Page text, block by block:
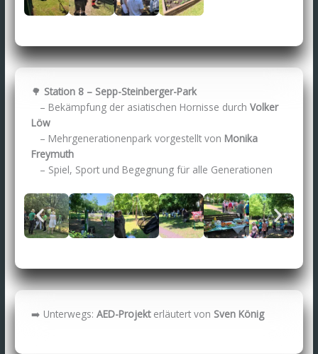
🌳 Station 8 – Sepp-Steinberger-Park
– Bekämpfung der asiatischen Hornisse durchVolker
Löw
– Mehrgenerationenpark vorgestellt von Monika
Freymuth
– Spiel, Sport und Begegnung für alle Generationen
➡️ Unterwegs:AED-Projekterläutert von Sven König